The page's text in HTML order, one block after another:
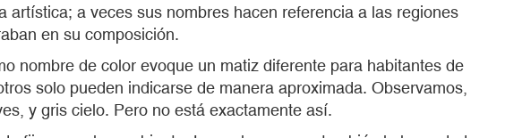
a veces sus nombres hacen referencia a las regiones
en su composición.
nombre de color evoque un matiz diferente para habitantes de
solo pueden indicarse de manera aproximada. Observamos,
y gris cielo. Pero no está exactamente así.